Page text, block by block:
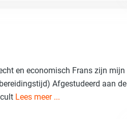
en economisch Frans zijn mijn
Afgestudeerd aan de
Lees meer ...